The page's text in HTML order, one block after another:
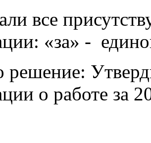
все
«за» -
решение:
о работе за